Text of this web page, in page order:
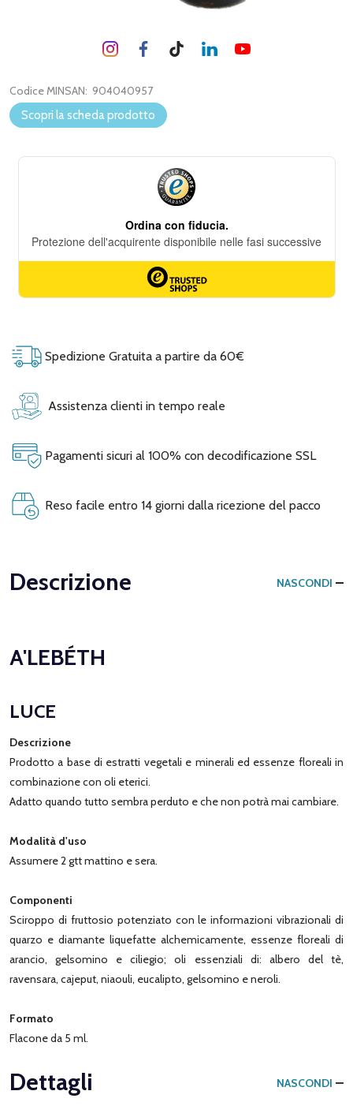
Codice MINSAN: 904040957
Scopri la scheda prodotto
Spedizione Gratuita a partire da 60€
Assistenza clienti in tempo reale
Pagamenti sicuri al 100% con decodificazione SSL
Reso facile entro 14 giorni dalla ricezione del pacco
Descrizione NASCONDI
A'LEBÉTH
LUCE
Descrizione
Prodotto a base di estratti vegetali e minerali ed essenze floreali in
combinazione con oli eterici.
Adatto quando tutto sembra perduto e che non potrà mai cambiare.
Modalità d'uso
Assumere 2 gtt mattino e sera.
Componenti
Sciroppo di fruttosio potenziato con le informazioni vibrazionali di
quarzo e diamante liquefatte alchemicamente, essenze floreali di
arancio, gelsomino e ciliegio; oli essenziali di: albero del tè,
ravensara, cajeput, niaouli, eucalipto, gelsomino e neroli.
Formato
Flacone da 5 ml.
Dettagli NASCONDI